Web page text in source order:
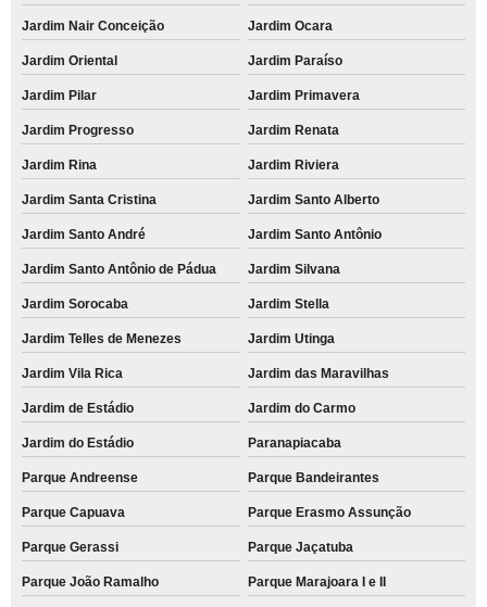
Jardim Nair Conceição Jardim Ocara
Jardim Oriental Jardim Paraíso
Jardim Pilar Jardim Primavera
Jardim Progresso Jardim Renata
Jardim Rina Jardim Riviera
Jardim Santa Cristina Jardim Santo Alberto
Jardim Santo André Jardim Santo Antônio
Jardim Santo Antônio de Pádua Jardim Silvana
Jardim Sorocaba Jardim Stella
Jardim Telles de Menezes Jardim Utinga
Jardim Vila Rica Jardim das Maravilhas
Jardim de Estádio Jardim do Carmo
Jardim do Estádio Paranapiacaba
Parque Andreense Parque Bandeirantes
Parque Capuava Parque Erasmo Assunção
Parque Gerassi Parque Jaçatuba
Parque João Ramalho Parque Marajoara I e II